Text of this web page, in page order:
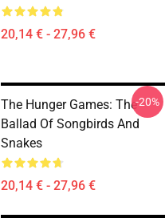
20,14 € - 27,96 €
The Hunger Games: The
Ballad Of Songbirds And
Snakes
20,14 € - 27,96 €
-20%